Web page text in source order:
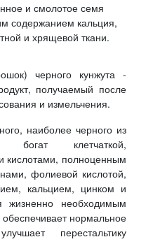
и смолотое семя
содержанием кальция,
и хрящевой ткани.
черного кунжута -
получаемый после
и измельчения.
наиболее черного из
клетчаткой,
полноценным
фолиевой кислотой,
кальцием, цинком и
жизненно необходимым
нормальное
перестальтику